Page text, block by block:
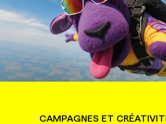
CAMPAGNES ET